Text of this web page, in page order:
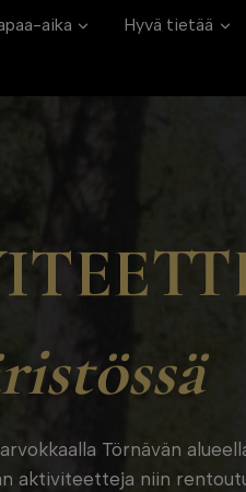
aika Hyvä tietää
Törnävän
aktiviteetteja niin